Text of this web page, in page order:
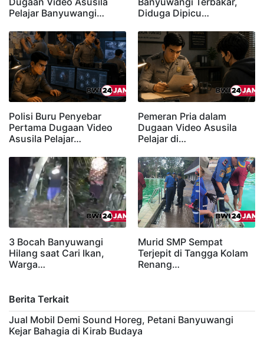
Pelajar Banyuwangi…
Diduga Dipicu…
Polisi Buru Penyebar
Pertama Dugaan Video
Asusila Pelajar…
Pemeran Pria dalam
Dugaan Video Asusila
Pelajar di…
3 Bocah Banyuwangi
Hilang saat Cari Ikan,
Warga…
Murid SMP Sempat
Terjepit di Tangga Kolam
Renang…
Berita Terkait
Jual Mobil Demi Sound Horeg, Petani Banyuwangi
Kejar Bahagia di Kirab Budaya